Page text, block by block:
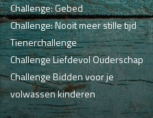
Challenge: Gebed
Challenge: Nooit meer stille tijd
Tienerchallenge
Challenge Liefdevol Ouderschap
Challenge Bidden voor je
volwassen kinderen